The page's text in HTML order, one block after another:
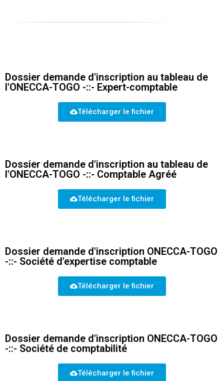
Dossier demande d'inscription au tableau de
l'ONECCA-TOGO -::- Expert-comptable
Télécharger le fichier
Dossier demande d'inscription au tableau de
l'ONECCA-TOGO -::- Comptable Agréé
Télécharger le fichier
Dossier demande d'inscription ONECCA-TOGO
-::- Société d'expertise comptable
Télécharger le fichier
Dossier demande d'inscription ONECCA-TOGO
-::- Société de comptabilité
Télécharger le fichier